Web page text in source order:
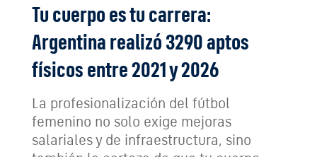
Tu cuerpo es tu carrera:
Argentina realizó 3290 aptos
físicos entre 2021 y 2026
La profesionalización del fútbol
femenino no solo exige mejoras
salariales y de infraestructura, sino